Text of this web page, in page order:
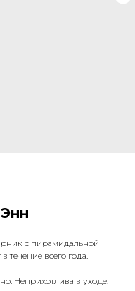
с пирамидальной
течение всего года.
Неприхотлива в уходе.